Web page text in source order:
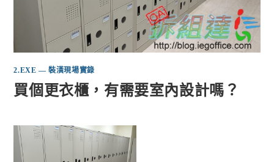
2.EXE — 裝潢現場實錄
買個更衣櫃，有需要室內設計嗎？